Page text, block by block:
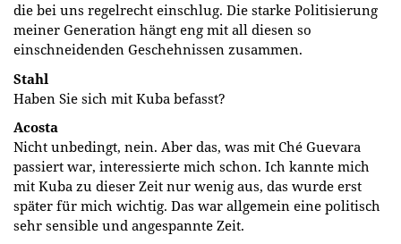
die bei uns regelrecht einschlug. Die starke Politisierung
meiner Generation hängt eng mit all diesen so
einschneidenden Geschehnissen zusammen.
Stahl
Haben Sie sich mit Kuba befasst?
Acosta
Nicht unbedingt, nein. Aber das, was mit Ché Guevara
passiert war, interessierte mich schon. Ich kannte mich
mit Kuba zu dieser Zeit nur wenig aus, das wurde erst
später für mich wichtig. Das war allgemein eine politisch
sehr sensible und angespannte Zeit.